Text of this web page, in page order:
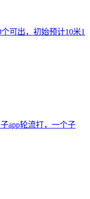
可出，初始预计10米1
app轮流打，一个子